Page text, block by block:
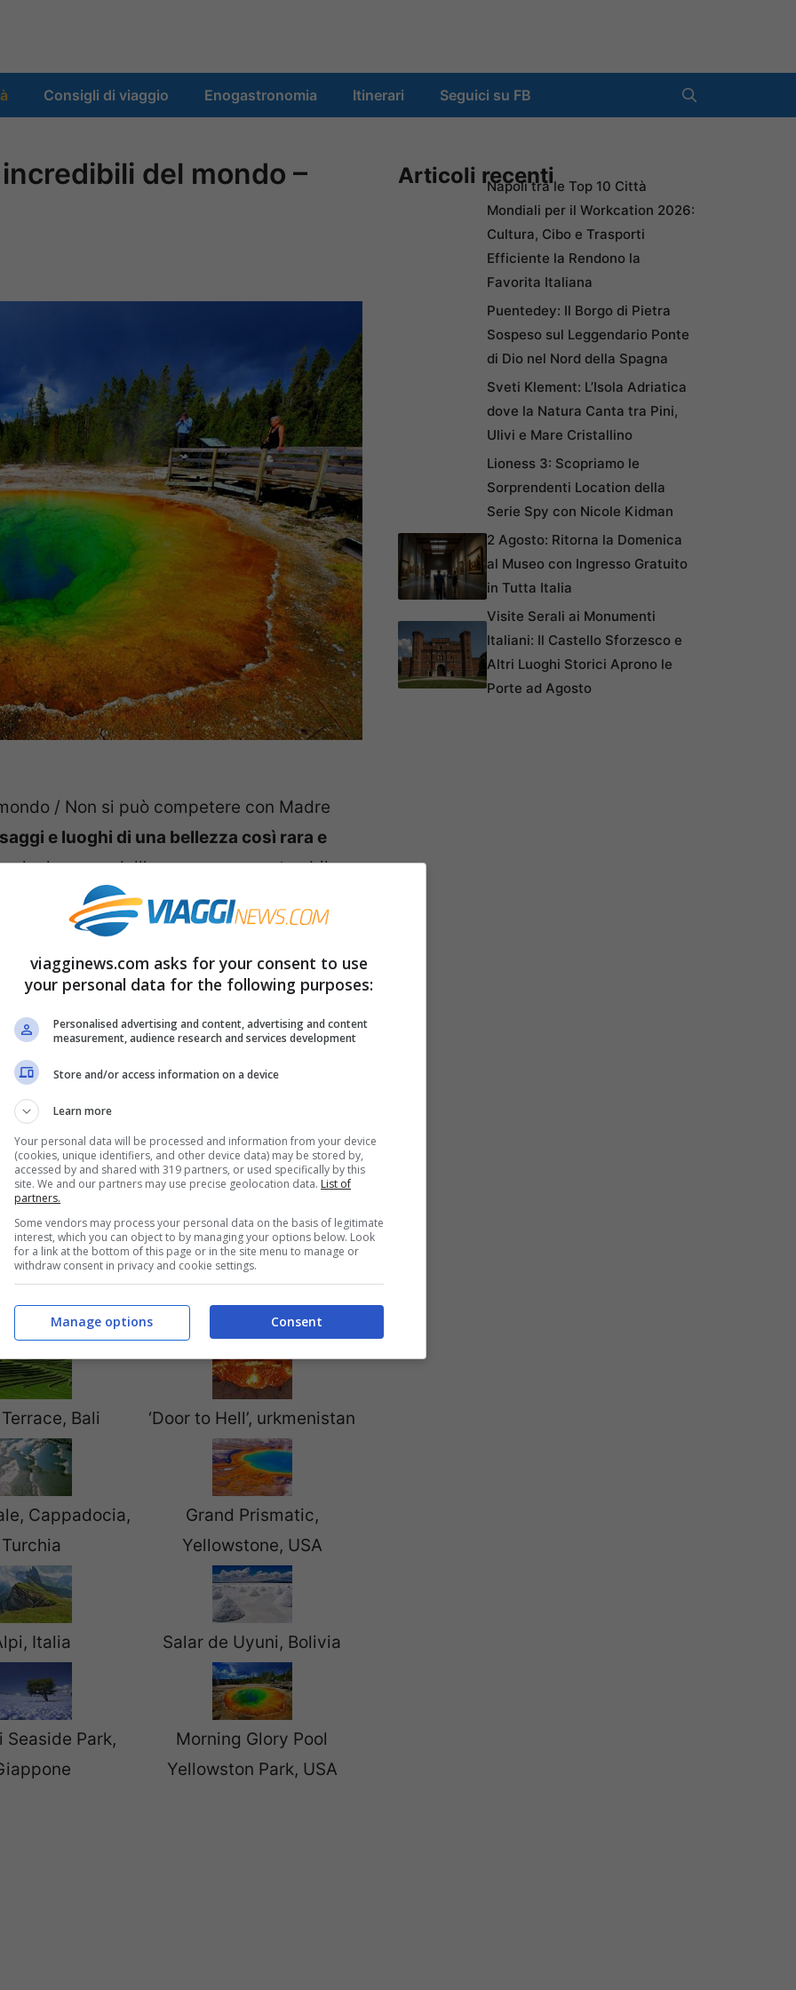
Consigli di viaggio Enogastronomia Itinerari Seguici su FB
del mondo –
/ Non si può competere con Madre
e luoghi di una bellezza così rara e
che la mano dell’uomo – per quanto abile –
sia così, dovremmo soltanto imparare a
patrimonio che Madre Natura ci ha
ed elenchi suiluoghi naturali più belli del
e qui per i10 più belli). Classificarli tutti
un po’ perché ogni luogo è speciale
se non secondo un personalissimo
altri luoghi speciali questa volta ad
15 paesaggi naturali che sembrano
Arizona, USA Tunnel of Love, Ucraina
Bali ‘Door to Hell’, urkmenistan
Cappadocia,
Turchia
Grand Prismatic,
Yellowstone, USA
Italia Salar de Uyuni, Bolivia
Seaside Park,
Morning Glory Pool
Yellowston Park, USA
Articoli recentiNapoli tra le Top 10 Città
Mondiali per il Workcation 2026:
Cultura, Cibo e Trasporti
Efficiente la Rendono la
Favorita Italiana
Puentedey: Il Borgo di Pietra
Sospeso sul Leggendario Ponte
di Dio nel Nord della Spagna
Sveti Klement: L’Isola Adriatica
dove la Natura Canta tra Pini,
Ulivi e Mare Cristallino
Lioness 3: Scopriamo le
Sorprendenti Location della
Serie Spy con Nicole Kidman
2 Agosto: Ritorna la Domenica
al Museo con Ingresso Gratuito
in Tutta Italia
Visite Serali ai Monumenti
Italiani: Il Castello Sforzesco e
Altri Luoghi Storici Aprono le
Porte ad Agosto
viagginews.com asks for your consent to use
your personal data for the following purposes:
Personalised advertising and content, advertising and content
measurement, audience research and services development
Store and/or access information on a device
Learn more
Your personal data will be processed and information from your device
(cookies, unique identifiers, and other device data) may be stored by,
accessed by and shared with 319 partners, or used specifically by this
site. We and our partners may use precise geolocation data. List of
partners.
Some vendors may process your personal data on the basis of legitimate
interest, which you can object to by managing your options below. Look
for a link at the bottom of this page or in the site menu to manage or
withdraw consent in privacy and cookie settings.
Consent
Manage options